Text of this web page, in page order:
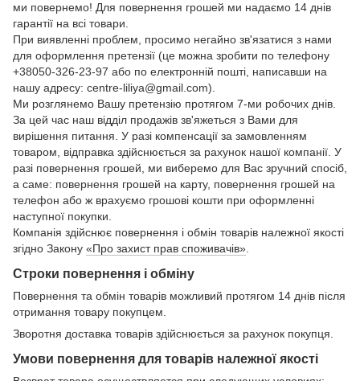
ми повернемо! Для повернення грошей ми надаємо 14 днів
гарантії на всі товари.
При виявленні проблем, просимо негайно зв'язатися з нами
для оформлення претензії (це можна зробити по телефону
+38050-326-23-97 або по електронній пошті, написавши на
нашу адресу: centre-liliya@gmail.com).
Ми розглянемо Вашу претензію протягом 7-ми робочих днів.
За цей час наш відділ продажів зв'яжеться з Вами для
вирішення питання. У разі компенсації за замовленням
товаром, відправка здійснюється за рахунок нашої компанії. У
разі повернення грошей, ми виберемо для Вас зручний спосіб,
а саме: повернення грошей на карту, повернення грошей на
телефон або ж врахуємо грошові кошти при оформленні
наступної покупки.
Компанія здійснює повернення і обмін товарів належної якості
згідно Закону «Про захист прав споживачів»
Строки повернення і обміну
Повернення та обмін товарів можливий протягом 14 днів після
отримання товару покупцем.
Зворотня доставка товарів здійснюється за рахунок покупця.
Умови повернення для товарів належної якості